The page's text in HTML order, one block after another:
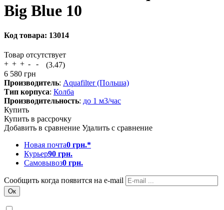
Big Blue 10
Код товара: 13014
Товар отсутствует
(3.47)
6 580 грн
Производитель: Aquafilter (Польша)
Тип корпуса: Колба
Производительность: до 1 м3/час
Купить
Купить в рассрочку
Добавить в сравнение Удалить с сравнение
Новая почта0 грн.*
Курьер90 грн.
Самовывоз0 грн.
Сообщить когда появится на e-mail